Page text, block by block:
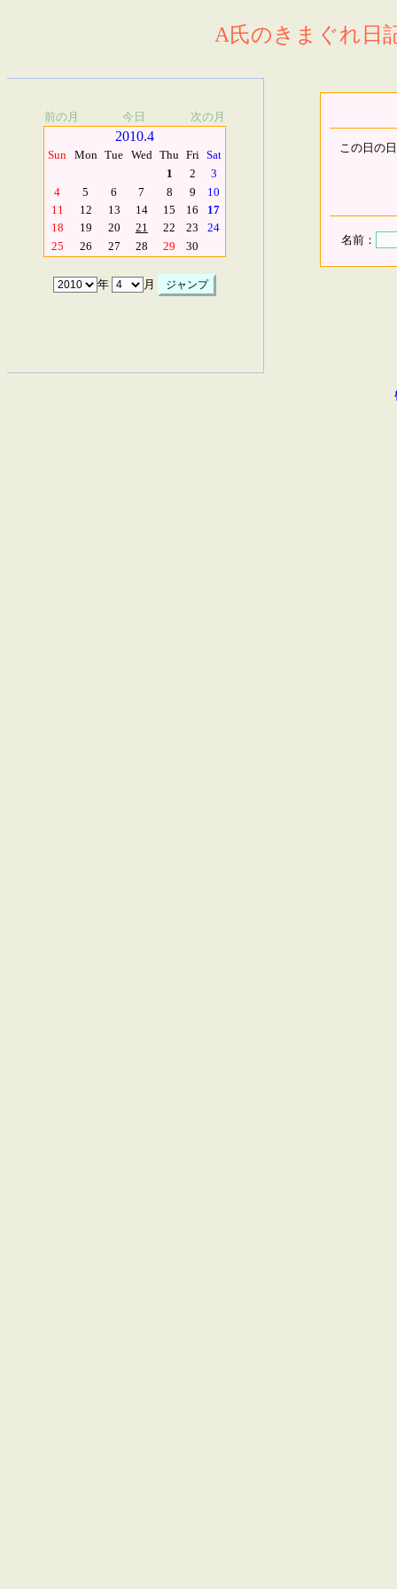
A氏のきまぐれ日
前の月 今日 次の月
2010.4
Sun Mon Tue Wed Thu Fri Sat
1
2
3
4
5 6 7 8 9
10
11
12 13 14 15 16
17
18
19 20 21 22 23
24
25
26 27 28 29 30
年 月
この日の
名前：